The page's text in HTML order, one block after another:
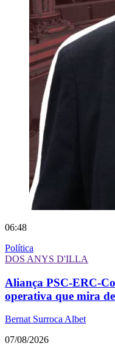
06:48
Política
DOS ANYS D'ILLA
Aliança PSC-ERC-
operativa que mira
Bernat Surroca Albet
07/08/2026